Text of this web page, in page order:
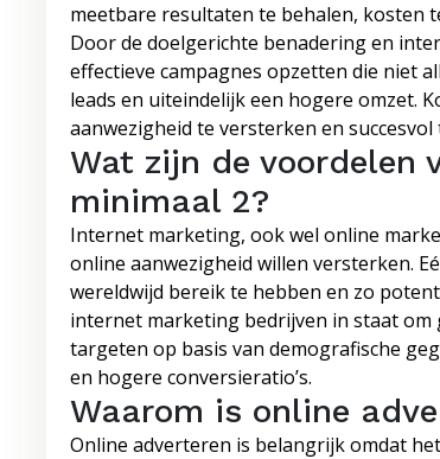
meetbare resultaten te behalen, kosten
Door de doelgerichte benadering en
effectieve campagnes opzetten die niet
leads en uiteindelijk een hogere omzet.
aanwezigheid te versterken en
Wat zijn de voordelen
minimaal 2?
Internet marketing, ook wel online
online aanwezigheid willen versterken.
wereldwijd bereik te hebben en zo
internet marketing bedrijven in staat
targeten op basis van demografische
en hogere conversieratio’s.
Waarom is online
Online adverteren is belangrijk omdat